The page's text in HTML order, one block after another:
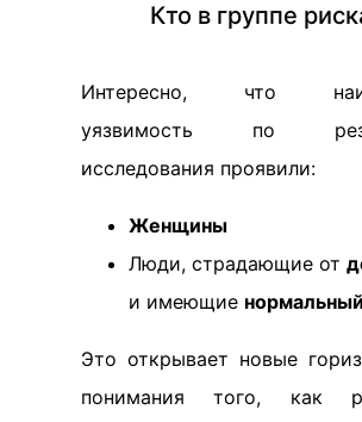
Кто в группе
Интересно, что
уязвимость по
исследования проявили:
Женщины
Люди, страдающие от
и имеющие
Это открывает новые
понимания того, как